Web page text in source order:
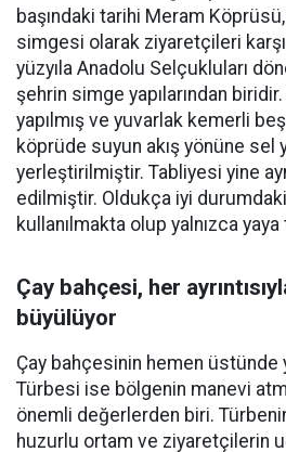
başındaki tarihi Meram
simgesi olarak ziyaretçileri
yüzyıla Anadolu Selçukluları
şehrin simge yapılarından
yapılmış ve yuvarlak kemerli
köprüde suyun akış yönüne sel
yerleştirilmiştir. Tabliyesi yine
edilmiştir. Oldukça iyi
kullanılmakta olup yalnızca yaya
Çay bahçesi, her
büyülüyor
Çay bahçesinin hemen üstünde
Türbesi ise bölgenin manevi
önemli değerlerden biri.
huzurlu ortam ve ziyaretçilerin